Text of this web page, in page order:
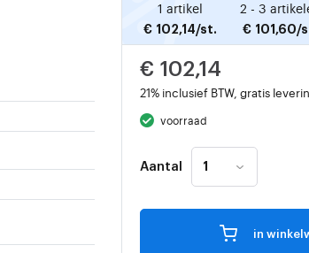
1 artikel
€ 102,14/st.
2 - 3
€ 101,60/
€ 102,14
21% inclusief BTW, gratis
voorraad
Aantal
in